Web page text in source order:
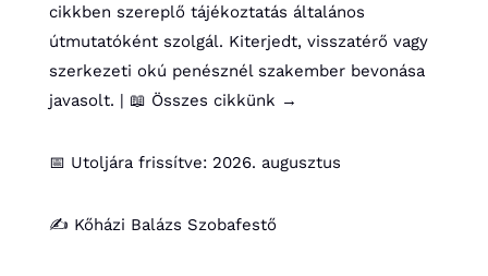
cikkben szereplő tájékoztatás általános
útmutatóként szolgál. Kiterjedt, visszatérő vagy
szerkezeti okú penésznél szakember bevonása
javasolt. | 📖 Összes cikkünk →
📅 Utoljára frissítve: 2026. augusztus
✍️ Kőházi Balázs Szobafestő